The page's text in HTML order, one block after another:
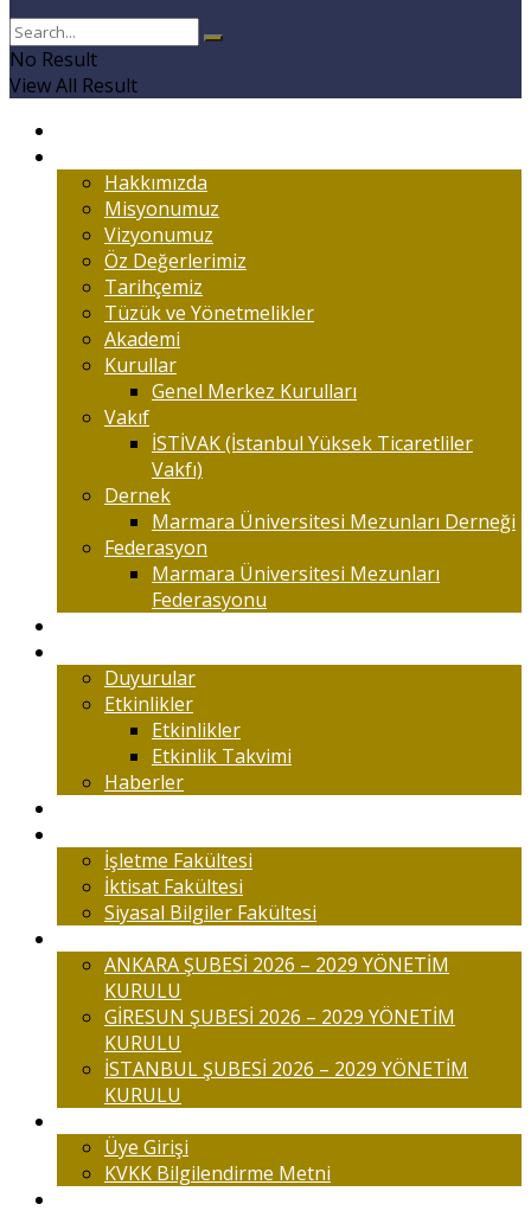
No Result
View All Result
Hakkımızda
Misyonumuz
Vizyonumuz
Öz Değerlerimiz
Tarihçemiz
Tüzük ve Yönetmelikler
Akademi
Kurullar
Genel Merkez Kurulları
Vakıf
İSTİVAK (İstanbul Yüksek Ticaretliler
Vakfı)
Dernek
Marmara Üniversitesi Mezunları Derneği
Federasyon
Marmara Üniversitesi Mezunları
Federasyonu
Duyurular
Etkinlikler
Etkinlikler
Etkinlik Takvimi
Haberler
İşletme Fakültesi
İktisat Fakültesi
Siyasal Bilgiler Fakültesi
ANKARA ŞUBESİ 2026 – 2029 YÖNETİM
KURULU
GİRESUN ŞUBESİ 2026 – 2029 YÖNETİM
KURULU
İSTANBUL ŞUBESİ 2026 – 2029 YÖNETİM
KURULU
Üye Girişi
KVKK Bilgilendirme Metni